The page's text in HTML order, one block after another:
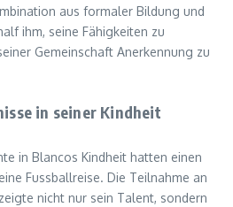
aus formaler Bildung und
ihm, seine Fähigkeiten zu
Gemeinschaft Anerkennung zu
in seiner Kindheit
in Blancos Kindheit hatten einen
Fussballreise. Die Teilnahme an
nicht nur sein Talent, sondern